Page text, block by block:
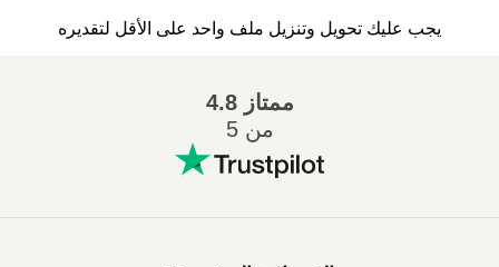
يجب عليك تحويل وتنزيل ملف واحد على الأقل لتقديره
ممتاز 4.8
من 5